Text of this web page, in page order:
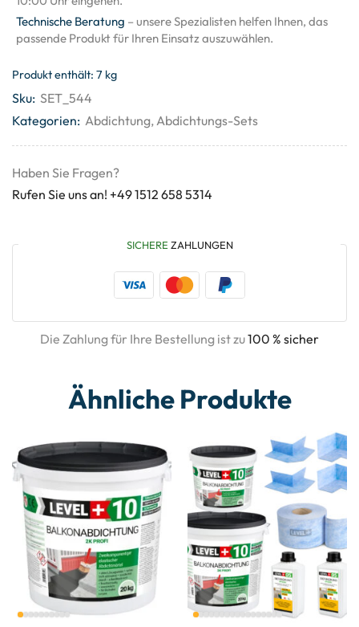
Technische Beratung – unsere Spezialisten helfen Ihnen, das
passende Produkt für Ihren Einsatz auszuwählen.
Produkt enthält: 7 kg
Sku: SET_544
Kategorien: Abdichtung,Abdichtungs-Sets
Haben Sie Fragen?
Rufen Sie uns an! +49 1512 658 5314
SICHERE ZAHLUNGEN
Die Zahlung für Ihre Bestellung ist zu100 % sicher
Ähnliche Produkte